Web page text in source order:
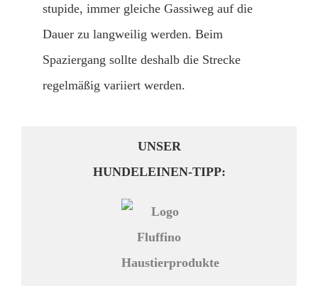
stupide, immer gleiche Gassiweg auf die
Dauer zu langweilig werden. Beim
Spaziergang sollte deshalb die Strecke
regelmäßig variiert werden.
UNSER
HUNDELEINEN-TIPP: